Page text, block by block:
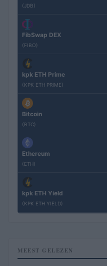
(JDB)
FibSwap DEX
(FIBO)
kpk ETH Prime
(KPK ETH PRIME)
Bitcoin
(BTC)
Ethereum
(ETH)
kpk ETH Yield
(KPK ETH YIELD)
MEEST GELEZEN